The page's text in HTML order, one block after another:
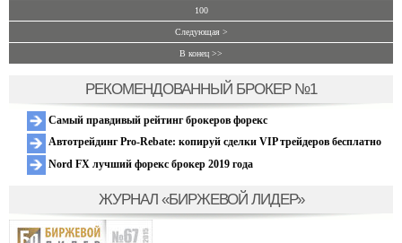
100
Следующая >
В конец >>
РЕКОМЕНДОВАННЫЙ БРОКЕР №1
Самый правдивый рейтинг брокеров форекс
Автотрейдинг Pro-Rebate: копируй сделки VIP трейдеров бесплатно
Nord FX лучший форекс брокер 2019 года
ЖУРНАЛ «БИРЖЕВОЙ ЛИДЕР»